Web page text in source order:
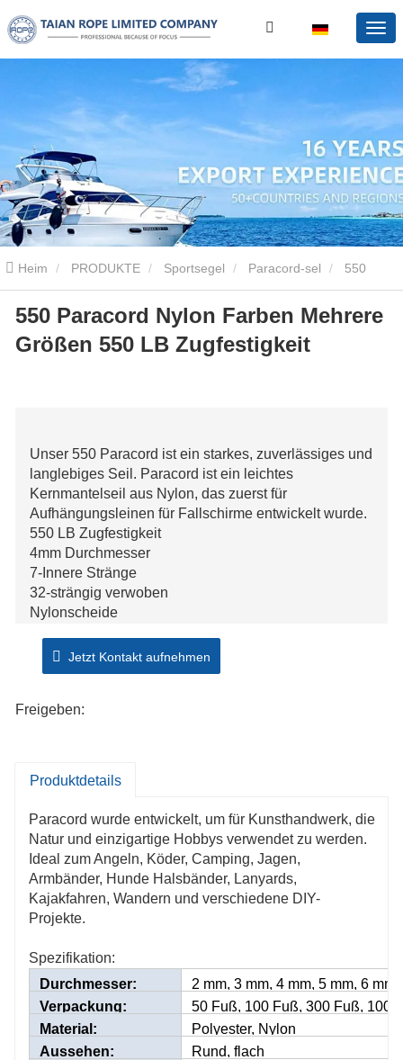
Heim PRODUKTE Sportsegel Paracord-sel
Paracord Nylon Farben Mehrere Größen 550 LB Zugfestigkeit
550 Paracord Nylon Farben Mehrere
Größen 550 LB Zugfestigkeit
Unser 550 Paracord ist ein starkes, zuverlässiges und
langlebiges Seil. Paracord ist ein leichtes
Kernmantelseil aus Nylon, das zuerst für
Aufhängungsleinen für Fallschirme entwickelt wurde.
550 LB Zugfestigkeit
4mm Durchmesser
7-Innere Stränge
32-strängig verwoben
Nylonscheide
Jetzt Kontakt aufnehmen
Freigeben:
Produktdetails
Paracord wurde entwickelt, um für Kunsthandwerk, die
Natur und einzigartige Hobbys verwendet zu werden.
Ideal zum Angeln, Köder, Camping, Jagen,
Armbänder, Hunde Halsbänder, Lanyards,
Kajakfahren, Wandern und verschiedene DIY-
Projekte.
Spezifikation:
Durchmesser:
2 mm, 3 mm, 4 mm, 5 mm, 6 mm
Verpackung:
50 Fuß, 100 Fuß, 300 Fuß, 1000
Material:
Polyester, Nylon
Aussehen:
Rund, flach